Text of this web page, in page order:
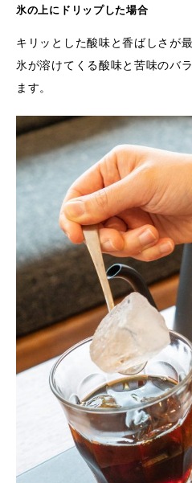
氷の上にドリップした場合
キリッとした酸味と香ばしさが
氷が溶けてくる酸味と苦味のバ
ます。